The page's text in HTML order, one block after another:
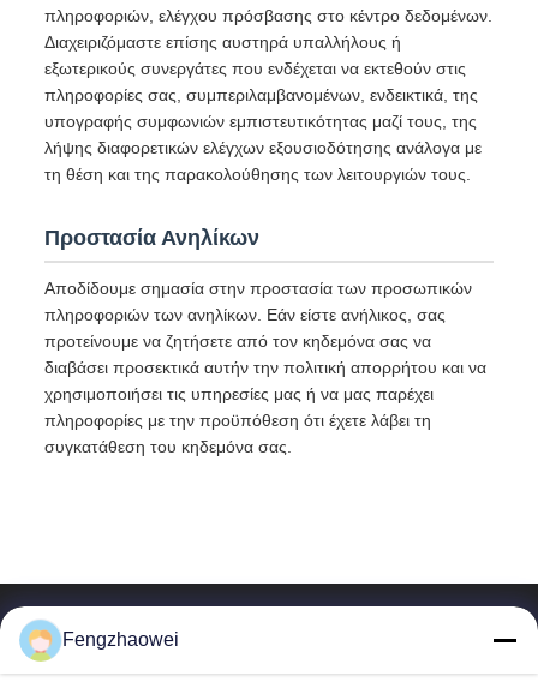
πληροφοριών, ελέγχου πρόσβασης στο κέντρο δεδομένων.
Διαχειριζόμαστε επίσης αυστηρά υπαλλήλους ή
εξωτερικούς συνεργάτες που ενδέχεται να εκτεθούν στις
πληροφορίες σας, συμπεριλαμβανομένων, ενδεικτικά, της
υπογραφής συμφωνιών εμπιστευτικότητας μαζί τους, της
λήψης διαφορετικών ελέγχων εξουσιοδότησης ανάλογα με
τη θέση και της παρακολούθησης των λειτουργιών τους.
Προστασία Ανηλίκων
Αποδίδουμε σημασία στην προστασία των προσωπικών
πληροφοριών των ανηλίκων. Εάν είστε ανήλικος, σας
προτείνουμε να ζητήσετε από τον κηδεμόνα σας να
διαβάσει προσεκτικά αυτήν την πολιτική απορρήτου και να
χρησιμοποιήσει τις υπηρεσίες μας ή να μας παρέχει
πληροφορίες με την προϋπόθεση ότι έχετε λάβει τη
συγκατάθεση του κηδεμόνα σας.
Fengzhaowei